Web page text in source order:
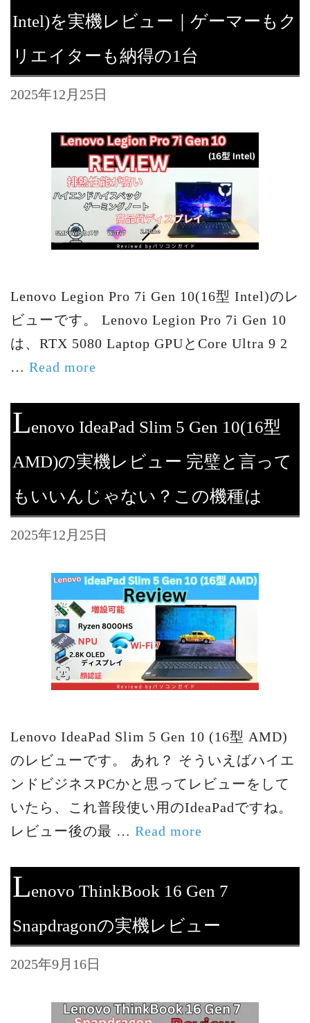
Intel)を実機レビュー｜ゲーマーもク
リエイターも納得の1台
2025年12月25日
Lenovo Legion Pro 7i Gen 10(16型 Intel)のレ
ビューです。 Lenovo Legion Pro 7i Gen 10
は、RTX 5080 Laptop GPUとCore Ultra 9 2
… Read more
Lenovo IdeaPad Slim 5 Gen 10(16型
AMD)の実機レビュー 完璧と言って
もいいんじゃない？この機種は
2025年12月25日
Lenovo IdeaPad Slim 5 Gen 10 (16型 AMD)
のレビューです。 あれ？ そういえばハイエ
ンドビジネスPCかと思ってレビューをして
いたら、これ普段使い用のIdeaPadですね。
レビュー後の最 … Read more
Lenovo ThinkBook 16 Gen 7
Snapdragonの実機レビュー
2025年9月16日